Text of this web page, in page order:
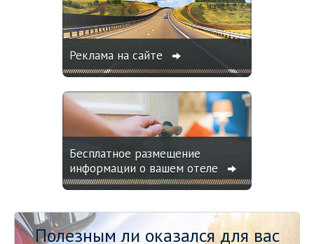
Реклама на сайте
Бесплатное размещение
информации о вашем отеле
Полезным ли оказался для вас